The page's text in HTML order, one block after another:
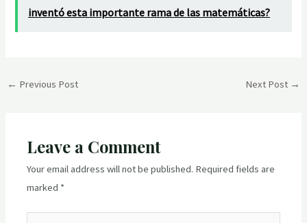
inventó esta importante rama de las matemáticas?
Post
← Previous Post Next Post →
Leave a Comment
Your email address will not be published. Required fields are
marked *